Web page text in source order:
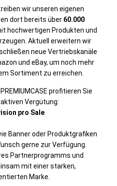
wir unseren eigenen
dort bereits über 60.000
hochwertigen Produkten und
Aktuell erweitern wir
neue Vertriebskanäle
und eBay, um noch mehr
Sortiment zu erreichen.
profitieren Sie
Vergütung:
pro Sale
Banner oder Produktgrafiken
gerne zur Verfügung.
Partnerprogramms und
mit einer starken,
Marke.